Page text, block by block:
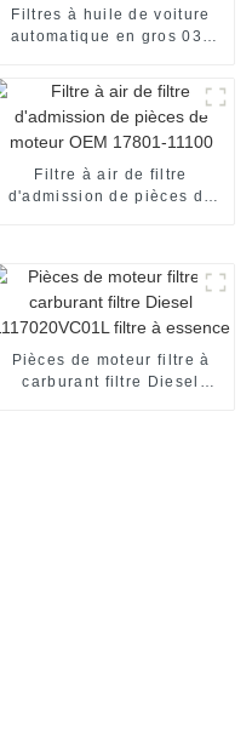
Filtres à huile de voiture
automatique en gros 03c
huile 03C115562 pour VAG
Filtre à air de filtre
d'admission de pièces de
Pièces de moteur filtre à
carburant filtre Diesel